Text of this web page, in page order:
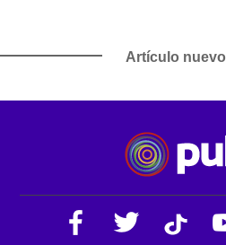
Artículo nuevo